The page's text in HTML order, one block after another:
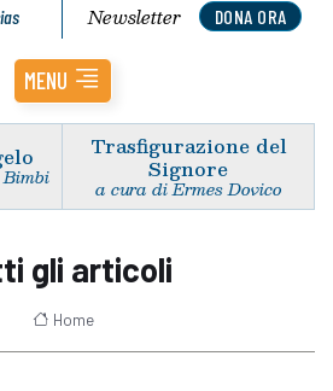
DONA ORA
Newsletter
MENU
Trasfigurazione del
Signore
a cura di Ermes Dovico
gli articoli
Home